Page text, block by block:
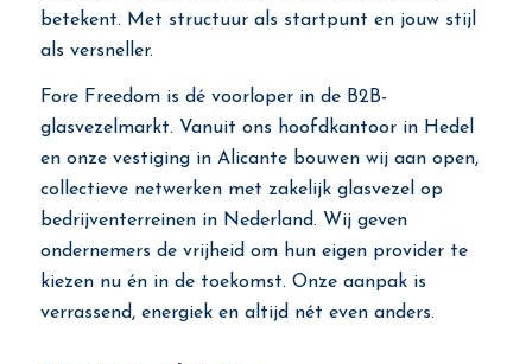
betekent. Met structuur als startpunt en jouw stijl
als versneller.
Fore Freedom is dé voorloper in de B2B-
glasvezelmarkt. Vanuit ons hoofdkantoor in Hedel
en onze vestiging in Alicante bouwen wij aan open,
collectieve netwerken met zakelijk glasvezel op
bedrijventerreinen in Nederland. Wij geven
ondernemers de vrijheid om hun eigen provider te
kiezen nu én in de toekomst. Onze aanpak is
verrassend, energiek en altijd nét even anders.